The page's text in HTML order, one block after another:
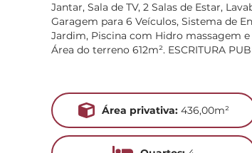
Jantar, Sala de TV, 2 Salas de Estar,
Garagem para 6 Veículos, Sistema de
Jardim, Piscina com Hidro massagem
Área do terreno 612m². ESCRITURA
Área privativa:436,00m²